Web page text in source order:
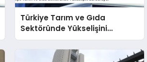
Türkiye Tarım ve Gıda
Sektöründe Yükselişini
Sürdürüyor